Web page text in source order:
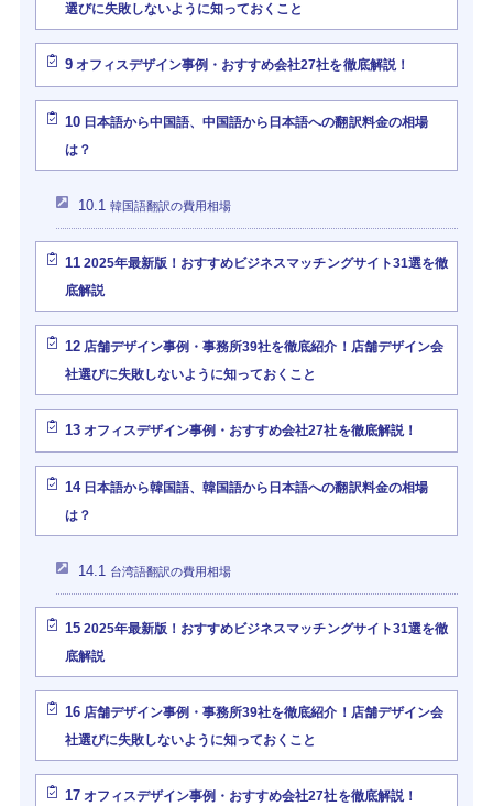
選びに失敗しないように知っておくこと
9オフィスデザイン事例・おすすめ会社27社を徹底解説！
10日本語から中国語、中国語から日本語への翻訳料金の相場
は？
10.1 韓国語翻訳の費用相場
112025年最新版！おすすめビジネスマッチングサイト31選を徹
底解説
12店舗デザイン事例・事務所39社を徹底紹介！店舗デザイン会
社選びに失敗しないように知っておくこと
13オフィスデザイン事例・おすすめ会社27社を徹底解説！
14日本語から韓国語、韓国語から日本語への翻訳料金の相場
は？
14.1 台湾語翻訳の費用相場
152025年最新版！おすすめビジネスマッチングサイト31選を徹
底解説
16店舗デザイン事例・事務所39社を徹底紹介！店舗デザイン会
社選びに失敗しないように知っておくこと
17オフィスデザイン事例・おすすめ会社27社を徹底解説！